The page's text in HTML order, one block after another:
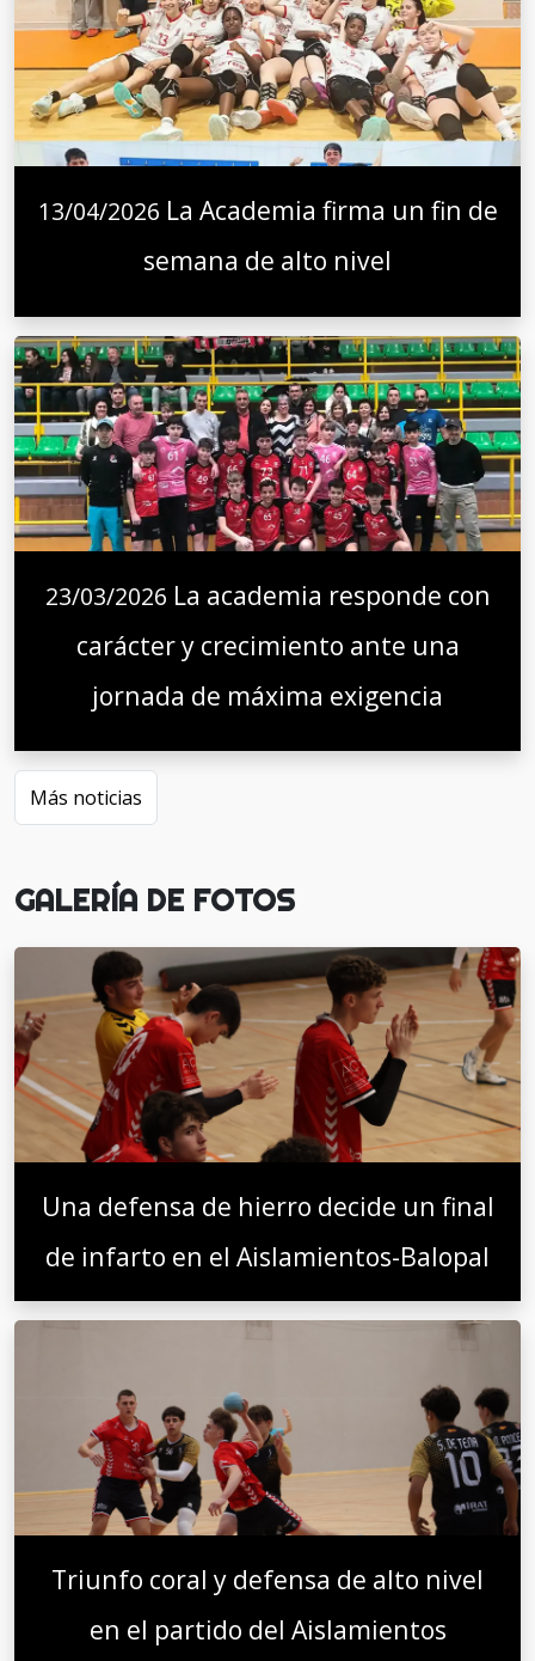
13/04/2026 La Academia firma un fin de
semana de alto nivel
23/03/2026 La academia responde con
carácter y crecimiento ante una
jornada de máxima exigencia
Más noticias
GALERÍA DE FOTOS
Una defensa de hierro decide un final
de infarto en el Aislamientos-Balopal
Triunfo coral y defensa de alto nivel
en el partido del Aislamientos